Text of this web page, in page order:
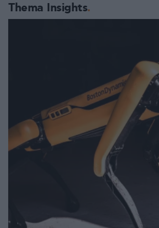
Thema Insights